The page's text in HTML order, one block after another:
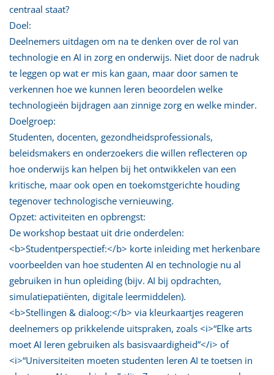
centraal staat?
Doel:
Deelnemers uitdagen om na te denken over de rol van
technologie en AI in zorg en onderwijs. Niet door de nadruk
te leggen op wat er mis kan gaan, maar door samen te
verkennen hoe we kunnen leren beoordelen welke
technologieën bijdragen aan zinnige zorg en welke minder.
Doelgroep:
Studenten, docenten, gezondheidsprofessionals,
beleidsmakers en onderzoekers die willen reflecteren op
hoe onderwijs kan helpen bij het ontwikkelen van een
kritische, maar ook open en toekomstgerichte houding
tegenover technologische vernieuwing.
Opzet: activiteiten en opbrengst:
De workshop bestaat uit drie onderdelen:
<b>Studentperspectief:</b> korte inleiding met herkenbare
voorbeelden van hoe studenten AI en technologie nu al
gebruiken in hun opleiding (bijv. AI bij opdrachten,
simulatiepatiënten, digitale leermiddelen).
<b>Stellingen & dialoog:</b> via kleurkaartjes reageren
deelnemers op prikkelende uitspraken, zoals <i>“Elke arts
moet AI leren gebruiken als basisvaardigheid”</i> of
<i>“Universiteiten moeten studenten leren AI te toetsen in